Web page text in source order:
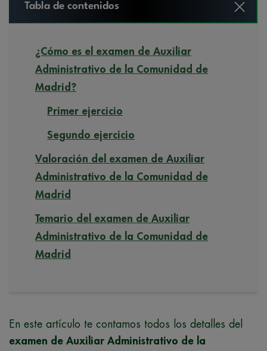
Tabla de contenidos
¿Cómo es el examen de Auxiliar
Administrativo de la Comunidad de
Madrid?
Primer ejercicio
Segundo ejercicio
Valoración del examen de Auxiliar
Administrativo de la Comunidad de
Madrid
Temario del examen de Auxiliar
Administrativo de la Comunidad de
Madrid
En este artículo te contamos todos los detalles del
examen de Auxiliar Administrativo de la